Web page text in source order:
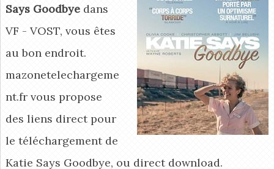
Says Goodbyedans
VF - VOST, vous êtes
au bon endroit.
mazonetelechargeme
nt.fr vous propose
des liens direct pour
le téléchargement de
Katie Says Goodbye, ou direct download.